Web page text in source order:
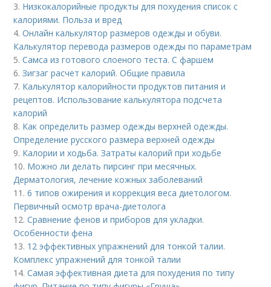
3. Низкокалорийные продукты для похудения список с
калориями. Польза и вред
4.Онлайн калькулятор размеров одежды и обуви.
Калькулятор перевода размеров одежды по параметрам
5.Самса из готового слоеного теста. С фаршем
6.Зигзаг расчет калорий. Общие правила
7. Калькулятор калорийности продуктов питания и
рецептов. Использование калькулятора подсчета
калорий
8. Как определить размер одежды верхней одежды.
Определение русского размера верхней одежды
9. Калории и ходьба. Затраты калорий при ходьбе
10. Можно ли делать пирсинг при месячных.
Дерматология, лечение кожных заболеваний
11.6 типов ожирения и коррекция веса диетологом.
Первичный осмотр врача-диетолога
12.Сравнение фенов и приборов для укладки.
Особенности фена
13. 12 эффективных упражнений для тонкой талии.
Комплекс упражнений для тонкой талии
14.Самая эффективная диета для похудения по типу